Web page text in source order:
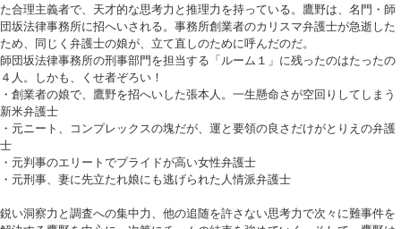
た合理主義者で、天才的な思考力と推理力を持っている。鷹野は、名門・師
団坂法律事務所に招へいされる。事務所創業者のカリスマ弁護士が急逝した
ため、同じく弁護士の娘が、立て直しのために呼んだのだ。
師団坂法律事務所の刑事部門を担当する「ルーム１」に残ったのはたったの
４人。しかも、くせ者ぞろい！
・創業者の娘で、鷹野を招へいした張本人。一生懸命さが空回りしてしまう
新米弁護士
・元ニート、コンプレックスの塊だが、運と要領の良さだけがとりえの弁護
士
・元判事のエリートでプライドが高い女性弁護士
・元刑事、妻に先立たれ娘にも逃げられた人情派弁護士
鋭い洞察力と調査への集中力、他の追随を許さない思考力で次々に難事件を